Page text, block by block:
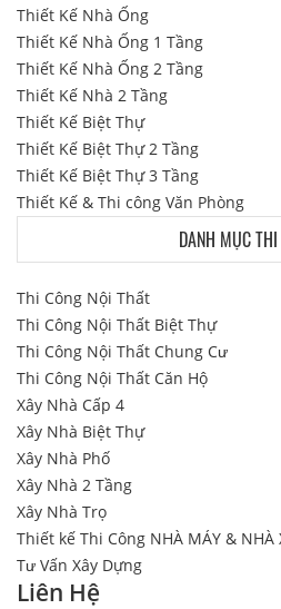
Thiết Kế Nhà Ống
Thiết Kế Nhà Ống 1 Tầng
Thiết Kế Nhà Ống 2 Tầng
Thiết Kế Nhà 2 Tầng
Thiết Kế Biệt Thự
Thiết Kế Biệt Thự 2 Tầng
Thiết Kế Biệt Thự 3 Tầng
Thiết Kế & Thi công Văn Phòng
DANH MỤC THI
Thi Công Nội Thất
Thi Công Nội Thất Biệt Thự
Thi Công Nội Thất Chung Cư
Thi Công Nội Thất Căn Hộ
Xây Nhà Cấp 4
Xây Nhà Biệt Thự
Xây Nhà Phố
Xây Nhà 2 Tầng
Xây Nhà Trọ
Thiết kế Thi Công NHÀ MÁY & NHÀ
Tư Vấn Xây Dựng
Liên Hệ